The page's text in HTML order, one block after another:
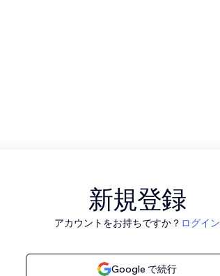
新規登録
アカウントをお持ちですか？ ログイン
Google で続行